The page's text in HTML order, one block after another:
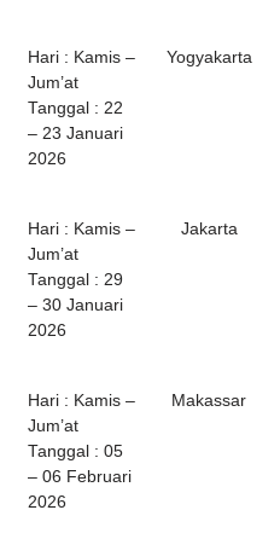
Hari : Kamis –
Jum’at
Tanggal : 22
– 23 Januari
2026
Yogyakarta
Hari : Kamis –
Jum’at
Tanggal : 29
– 30 Januari
2026
Jakarta
Hari : Kamis –
Jum’at
Tanggal : 05
– 06 Februari
2026
Makassar